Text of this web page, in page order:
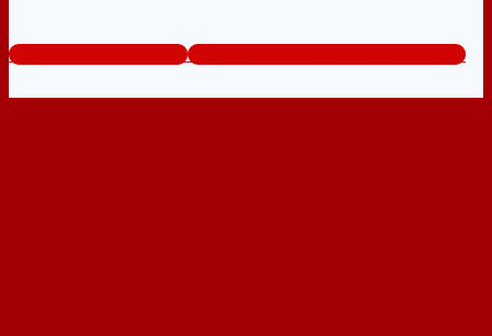
www.cuathepcuago.com Tổng đài tư vấn miễn phí: 0824.400.400